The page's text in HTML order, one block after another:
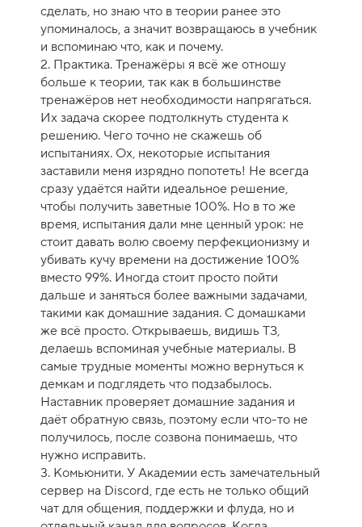
сделать, но знаю что в теории ранее это
упоминалось, а значит возвращаюсь в учебник
и вспоминаю что, как и почему.
2. Практика. Тренажёры я всё же отношу
больше к теории, так как в большинстве
тренажёров нет необходимости напрягаться.
Их задача скорее подтолкнуть студента к
решению. Чего точно не скажешь об
испытаниях. Ох, некоторые испытания
заставили меня изрядно попотеть! Не всегда
сразу удаётся найти идеальное решение,
чтобы получить заветные 100%. Но в то же
время, испытания дали мне ценный урок: не
стоит давать волю своему перфекционизму и
убивать кучу времени на достижение 100%
вместо 99%. Иногда стоит просто пойти
дальше и заняться более важными задачами,
такими как домашние задания. С домашками
же всё просто. Открываешь, видишь ТЗ,
делаешь вспоминая учебные материалы. В
самые трудные моменты можно вернуться к
демкам и подглядеть что подзабылось.
Наставник проверяет домашние задания и
даёт обратную связь, поэтому если что-то не
получилось, после созвона понимаешь, что
нужно исправить.
3. Комьюнити. У Академии есть замечательный
сервер на Discord, где есть не только общий
чат для общения, поддержки и флуда, но и